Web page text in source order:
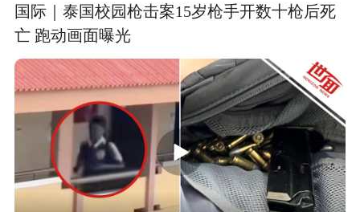
国际｜泰国校园枪击案15岁枪手开数十枪后死
亡 跑动画面曝光